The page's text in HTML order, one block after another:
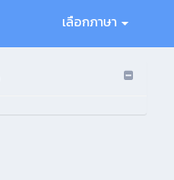
เลือกภาษา